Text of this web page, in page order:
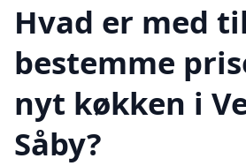
Hvad er med
bestemme
nyt køkken i
Såby?